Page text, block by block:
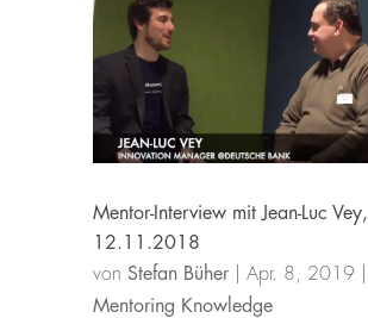
Mentor-Interview mit Jean-Luc Vey,
12.11.2018
vonStefan Büher |Apr. 8, 2019
Mentoring Knowledge